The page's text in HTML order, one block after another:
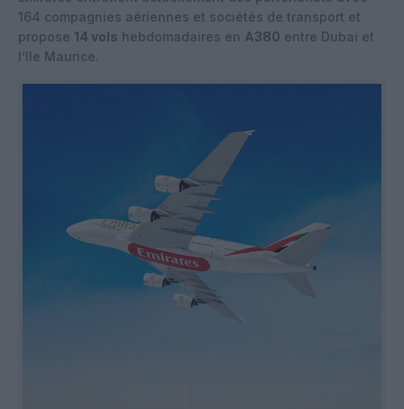
164 compagnies aériennes et sociétés de transport et
propose 14 vols hebdomadaires en A380 entre Dubaï et
l’île Maurice.